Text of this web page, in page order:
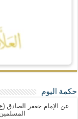
حكمة اليوم
عن الإمام جعفر